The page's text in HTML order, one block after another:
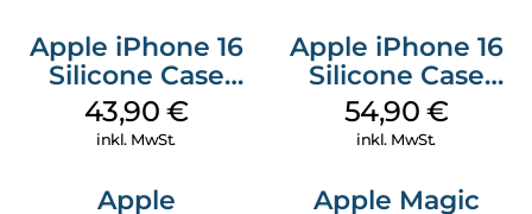
Apple iPhone 16
Silicone Case
MagSafe Plum
43,90 €
inkl. MwSt.
Apple iPhone 16
Silicone Case
MagSafe Lake
Green
54,90 €
inkl. MwSt.
Apple
Apple Magic